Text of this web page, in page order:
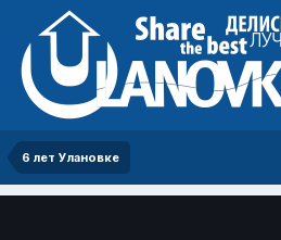
6 лет Улановке